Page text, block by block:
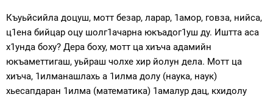
Къуьйсийла доцуш, мотт безар, ларар, 1амор, говза, нийса,
ц1ена бийцар оцу шолг1ачарна юкъадог1уш ду. Иштта аса
х1унда боху? Дера боху, мотт ца хиъча адамийн
юкъаметтигаш, уьйраш чолхе хир йолун дела. Мотт ца
хиъча, 1илманашлахь а 1илма долу (наука, наук)
хьесапдаран 1илма (математика) 1амалур дац, кхидолу